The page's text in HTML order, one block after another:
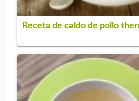
Receta de caldo de pollo